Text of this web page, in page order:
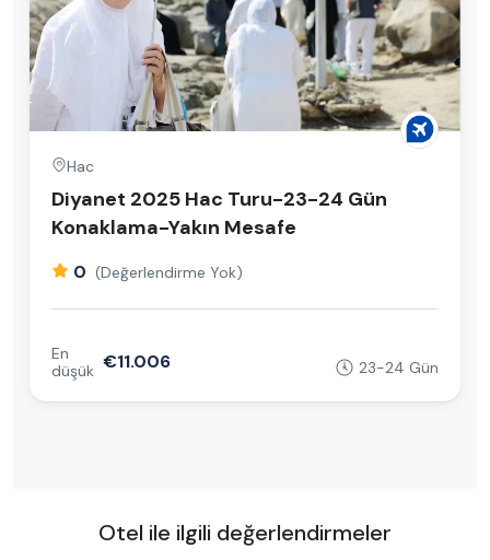
Hac
Diyanet 2025 Hac Turu-23-24 Gün
Konaklama-Yakın Mesafe
0 (Değerlendirme Yok)
En
düşük €11.006 23-24 Gün
Otel ile ilgili değerlendirmeler